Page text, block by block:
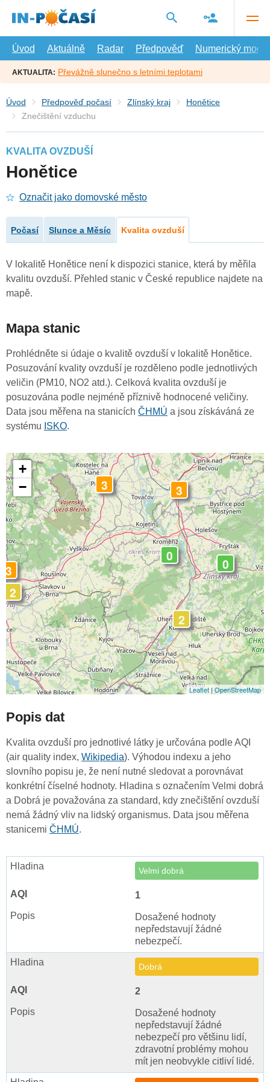
hlavní
Úvod
Aktuálně Radar Předpověď Numerický model
AKTUALITA: Převážně slunečno s letními teplotami
Úvod Předpověď počasí Zlínský kraj
Honětice
Znečištění vzduchu
KVALITA OVZDUŠÍ
Honětice
Označit jako domovské město
Počasí Slunce a Měsíc Kvalita ovzduší
V lokalitě Honětice není k dispozici stanice, která by měřila
kvalitu ovzduší. Přehled stanic v České republice najdete na
mapě.
Mapa stanic
Prohlédněte si údaje o kvalitě ovzduší v lokalitě Honětice.
Posuzování kvality ovzduší je rozděleno podle jednotlivých
veličin (PM10, NO2 atd.). Celková kvalita ovzduší je
posuzována podle nejméně příznivě hodnocené veličiny.
Data jsou měřena na stanicích ČHMÚ a jsou získáváná ze
systému ISKO.
0
2
0
3 3
2
3
+
−
Leaflet | OpenStreetMap
Popis dat
Kvalita ovzduší pro jednotlivé látky je určována podle AQI
(air quality index, Wikipedia). Výhodou indexu a jeho
slovního popisu je, že není nutné sledovat a porovnávat
konkrétní číselné hodnoty. Hladina s označením Velmi dobrá
a Dobrá je považována za standard, kdy znečištění ovzduší
nemá žádný vliv na lidský organismus. Data jsou měřena
stanicemi ČHMÚ.
Velmi dobrá
1
Dosažené hodnoty
nepředstavují žádné
nebezpečí.
Dobrá
2
Dosažené hodnoty
nepředstavují žádné
nebezpečí pro většinu lidí,
zdravotní problémy mohou
mít jen neobvykle citliví lidé.